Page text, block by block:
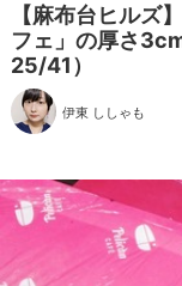
【麻布台ヒルズ
フェ」の厚さ
25/41）
伊東 ししゃも